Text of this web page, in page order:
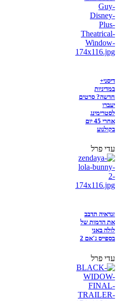
דיסני+
במדיניות
חדשה? סרטים
יעברו
לסטרימינג
אחרי 45 יום
בקולנוע
עדי פרל
זנדאיה תדבב
את הדמות של
לולה באני
בספייס ג'אם 2
עדי פרל